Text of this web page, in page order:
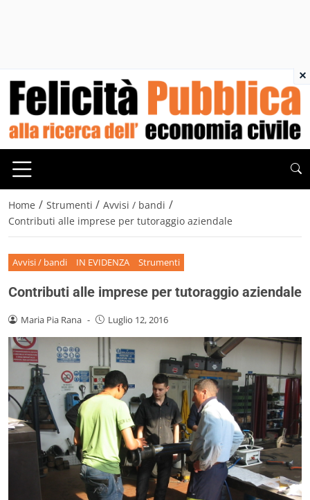
Home / Strumenti / Avvisi / bandi /
Contributi alle imprese per tutoraggio aziendale
Avvisi / bandi IN EVIDENZA Strumenti
Contributi alle imprese per tutoraggio aziendale
Maria Pia Rana - Luglio 12, 2016
×